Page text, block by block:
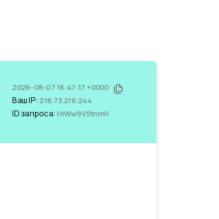
2026-08-07 18:47:17 +0000
Ваш IP:216.73.216.244
ID запроса:HlWw9V5tnmI1